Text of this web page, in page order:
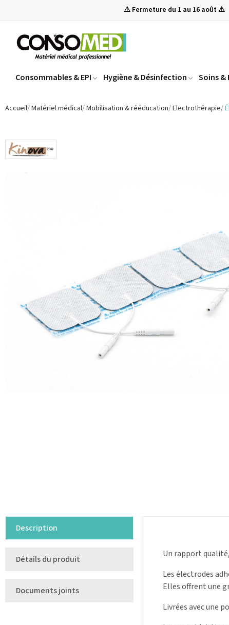
⚠️ Fermeture du 1 au 16 août ⚠️
Consommables & EPI Hygiène & Désinfection Soins &
Accueil Matériel médical Mobilisation & rééducation Electrothérapie
Description
Détails du produit
Documents joints
Un rapport
Les électrodes
Elles offrent une
Livrées avec une